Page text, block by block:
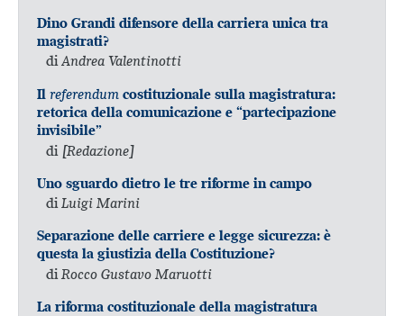
Dino Grandi difensore della carriera unica tra
magistrati?
diAndrea Valentinotti
Il referendum costituzionale sulla magistratura:
retorica della comunicazione e “partecipazione
invisibile”
di [Redazione]
Uno sguardo dietro le tre riforme in campo
diLuigi Marini
Separazione delle carriere e legge sicurezza: è
questa la giustizia della Costituzione?
di Rocco Gustavo Maruotti
La riforma costituzionale della magistratura